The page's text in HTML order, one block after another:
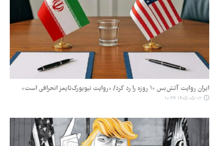
ایران روایت آتش‌بس ۱۰ روزه را رد کرد/ «روایت نیویورک‌تایمز انحرافی است»
۱۴۰۵-۰۵-۰۲ ۱۰:۳۴